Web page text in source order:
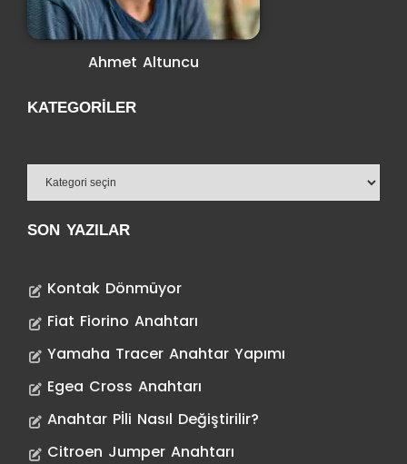
Ahmet Altuncu
KATEGORILER
SON YAZILAR
Kontak Dönmüyor
Fiat Fiorino Anahtarı
Yamaha Tracer Anahtar Yapımı
Egea Cross Anahtarı
Anahtar Pİli Nasıl Değiştirilir?
Citroen Jumper Anahtarı